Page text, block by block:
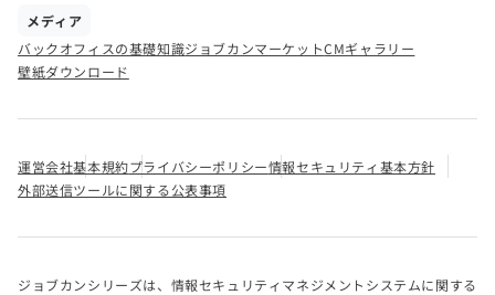
メディア
バックオフィスの基礎知識ジョブカンマーケットCMギャラリー
壁紙ダウンロード
運営会社基本規約プライバシーポリシー情報セキュリティ基本方針
外部送信ツールに関する公表事項
ジョブカンシリーズは、情報セキュリティマネジメントシステムに関する